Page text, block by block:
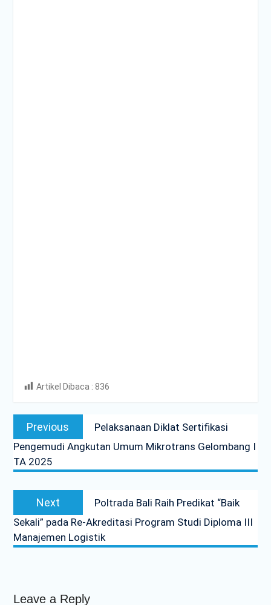
Artikel Dibaca : 836
Post
navigation
Previous
post:
Pelaksanaan Diklat Sertifikasi
Pengemudi Angkutan Umum Mikrotrans Gelombang I
TA 2025
Next
post:
Poltrada Bali Raih Predikat “Baik
Sekali” pada Re-Akreditasi Program Studi Diploma III
Manajemen Logistik
Leave a Reply